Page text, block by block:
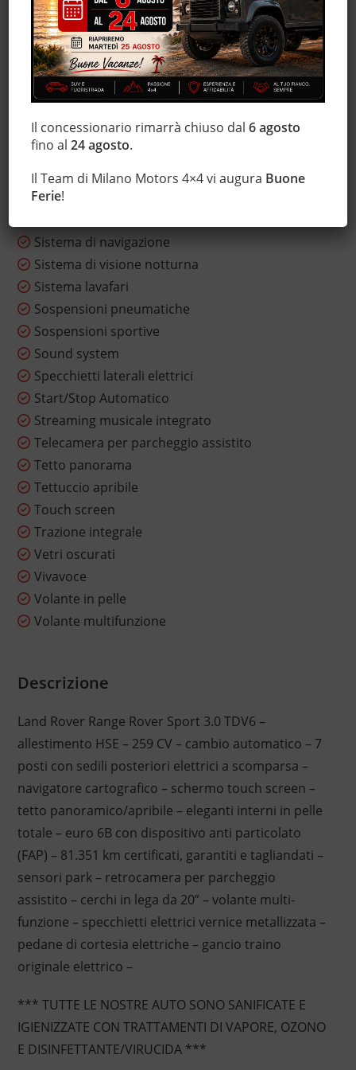
MP3
Park Distance Control
Regolazione elettrica sedili
Riscaldamento ausiliario
Sedile posteriore sdoppiato
Sensore di luce
Sensore di pioggia
Sensori di parcheggio anteriori
Sensori di parcheggio posteriori
Sistema di navigazione
Sistema di visione notturna
Sistema lavafari
Sospensioni pneumatiche
Sospensioni sportive
Sound system
Specchietti laterali elettrici
Start/Stop Automatico
Streaming musicale integrato
Telecamera per parcheggio assistito
Tetto panorama
Tettuccio apribile
Touch screen
Trazione integrale
Vetri oscurati
Vivavoce
Volante in pelle
Volante multifunzione
Descrizione
Land Rover Range Rover Sport 3.0 TDV6 –
allestimento HSE – 259 CV – cambio automatico – 7
posti con sedili posteriori elettrici a scomparsa –
navigatore cartografico – schermo touch screen –
tetto panoramico/apribile – eleganti interni in pelle
totale – euro 6B con dispositivo anti particolato
(FAP) – 81.351 km certificati, garantiti e tagliandati –
sensori park – retrocamera per parcheggio
assistito – cerchi in lega da 20” – volante multi-
funzione – specchietti elettrici vernice metallizzata –
pedane di cortesia elettriche – gancio traino
originale elettrico –
*** TUTTE LE NOSTRE AUTO SONO SANIFICATE E
IGIENIZZATE CON TRATTAMENTI DI VAPORE, OZONO
E DISINFETTANTE/VIRUCIDA ***
Il concessionario rimarrà chiuso dal6 agosto
fino al24 agosto.
Il Team di Milano Motors 4×4 vi augura Buone
Ferie!